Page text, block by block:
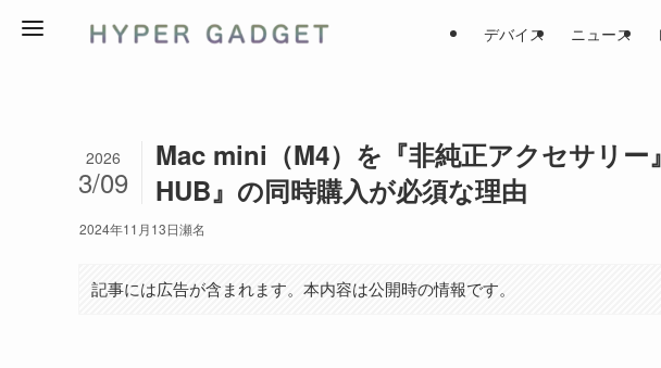
デバイス ニュース
Mac mini（M4）を『非純正アクセサリ
HUB』の同時購入が必須な理由
2026
3/09
2024年11月13日瀬名
記事には広告が含まれます。本内容は公開時の情報です。